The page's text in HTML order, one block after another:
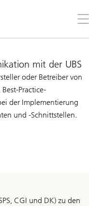
Sie
mit der UBS
oder Betreiber von
Practice-
der Implementierung
und -Schnittstellen.
CGI und DK) zu den